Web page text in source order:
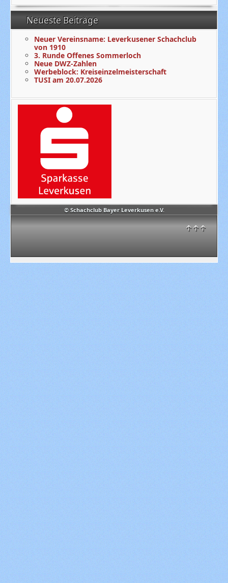
© Schachclub Bayer Leverkusen e.V.
↑↑↑
Neueste Beiträge
Neuer Vereinsname: Leverkusener Schachclub
von 1910
3. Runde Offenes Sommerloch
Neue DWZ-Zahlen
Werbeblock: Kreiseinzelmeisterschaft
TUSI am 20.07.2026